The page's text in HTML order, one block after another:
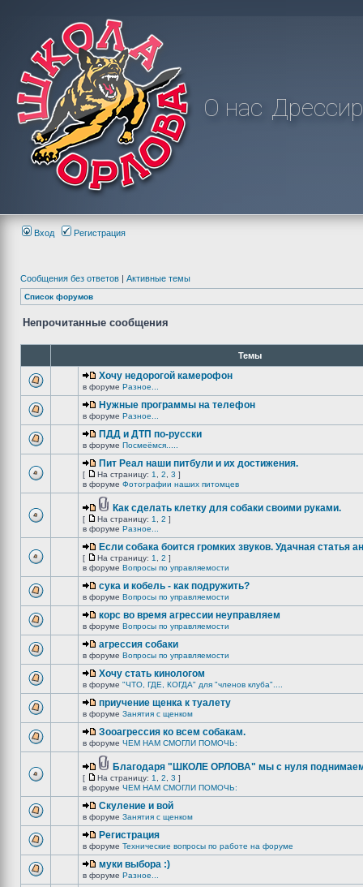
О нас
Вход Регистрация
Сообщения без ответов | Активные темы
Список форумов
Непрочитанные сообщения
Темы
Хочу недорогой камерофон
в форуме Разное...
Нужные программы на телефон
в форуме Разное...
ПДД и ДТП по-русски
в форуме Посмеёмся.....
Пит Реал наши питбули и их достижения.
[ На страницу: 1 2 3 ]
в форуме Фотографии наших питомцев
Как сделать клетку для собаки своими руками.
[ На страницу: 1 2 ]
в форуме Разное...
Если собака боится громких звуков. Удачная статья
[ На страницу: 1 2 ]
в форуме Вопросы по управляемости
сука и кобель - как подружить?
в форуме Вопросы по управляемости
корс во время агрессии неуправляем
в форуме Вопросы по управляемости
агрессия собаки
в форуме Вопросы по управляемости
Хочу стать кинологом
в форуме "ЧТО, ГДЕ, КОГДА" для "членов клуба"....
приучение щенка к туалету
в форуме Занятия с щенком
Зооагрессия ко всем собакам.
в форуме ЧЕМ НАМ СМОГЛИ ПОМОЧЬ:
Благодаря "ШКОЛЕ ОРЛОВА" мы с нуля
[ На страницу: 1 2 3 ]
в форуме ЧЕМ НАМ СМОГЛИ ПОМОЧЬ:
Скуление и вой
в форуме Занятия с щенком
Регистрация
в форуме Технические вопросы по работе на форуме
муки выбора :)
в форуме Разное...